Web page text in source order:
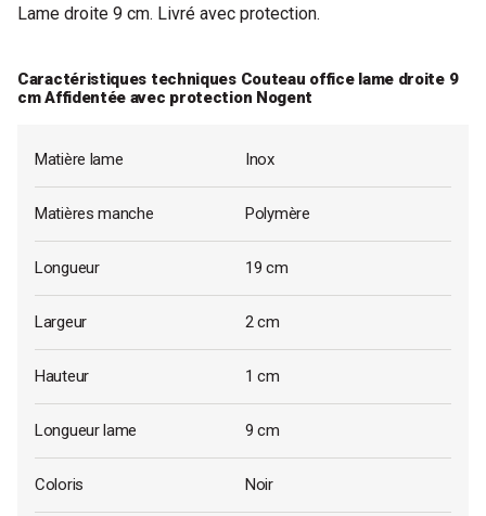
Lame droite 9 cm. Livré avec protection.
Caractéristiques techniques Couteau office lame droite 9
cm Affidentée avec protection Nogent
Matière lame Inox
Matières manche Polymère
Longueur 19 cm
Largeur 2 cm
Hauteur 1 cm
Longueur lame 9 cm
Coloris Noir